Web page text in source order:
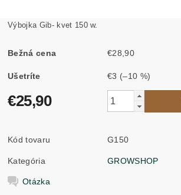
Výbojka Gib- kvet 150 w.
Bežná cena €28,90
Ušetríte €3 (–10 %)
€25,90
Kód tovaru G150
Kategória GROWSHOP
Otázka